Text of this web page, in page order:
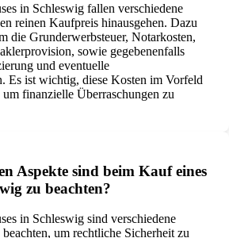
in Schleswig fallen verschiedene
reinen Kaufpreis hinausgehen. Dazu
die Grunderwerbsteuer, Notarkosten,
sowie gegebenenfalls
und eventuelle
Es ist wichtig, diese Kosten im Vorfeld
finanzielle Überraschungen zu
Aspekte sind beim Kauf eines
zu beachten?
in Schleswig sind verschiedene
um rechtliche Sicherheit zu